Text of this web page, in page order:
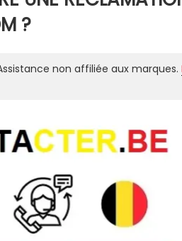
?
non affiliée aux marques.